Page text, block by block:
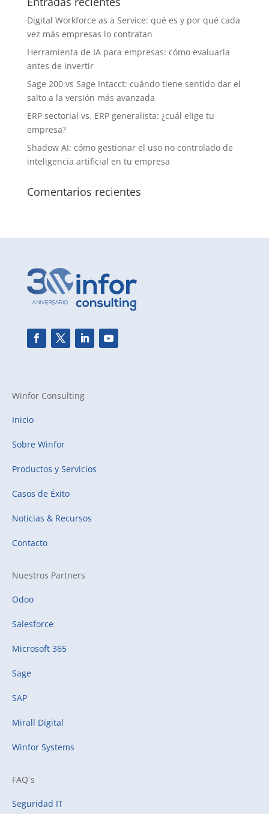
Digital Workforce as a Service: qué es y por qué cada
vez más empresas lo contratan
Herramienta de IA para empresas: cómo evaluarla
antes de invertir
Sage 200 vs Sage Intacct: cuándo tiene sentido dar el
salto a la versión más avanzada
ERP sectorial vs. ERP generalista: ¿cuál elige tu
empresa?
Shadow AI: cómo gestionar el uso no controlado de
inteligencia artificial en tu empresa
Comentarios recientes
Winfor Consulting
Inicio
Sobre Winfor
Productos y Servicios
Casos de Éxito
Noticias & Recursos
Contacto
Nuestros Partners
Odoo
Salesforce
Microsoft 365
Sage
SAP
Mirall Digital
Winfor Systems
FAQ´s
Seguridad IT